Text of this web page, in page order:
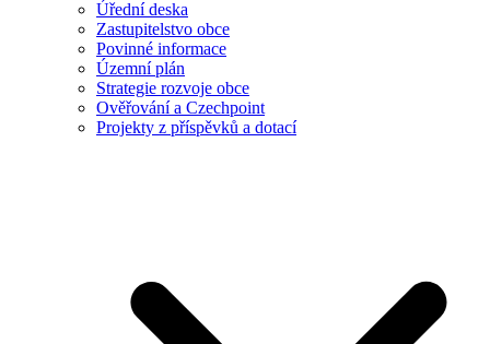
Úřední deska
Zastupitelstvo obce
Povinné informace
Územní plán
Strategie rozvoje obce
Ověřování a Czechpoint
Projekty z příspěvků a dotací